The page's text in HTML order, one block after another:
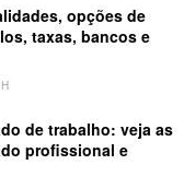
opções de
taxas, bancos e
de trabalho: veja as
profissional e